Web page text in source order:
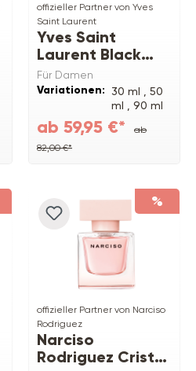
offizieller Partner von Yves
Saint Laurent
Yves Saint
Laurent Black
Opium EDP
Für Damen
Variationen: 30 ml , 50
ml , 90 ml
ab 59,95 €*
ab
82,00 €*
%
offizieller Partner von Narciso
Rodriguez
Narciso
Rodriguez Cristal